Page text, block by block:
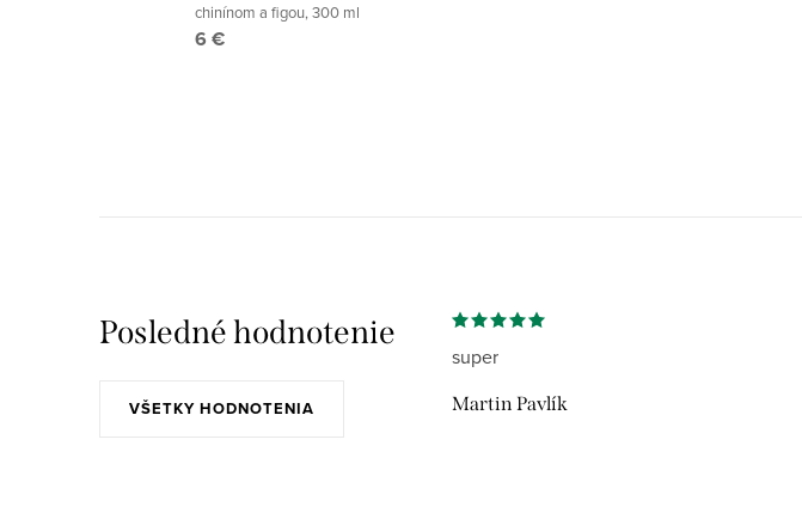
chinínom a figou, 300 ml
6 €
Posledné hodnotenie
VŠETKY HODNOTENIA
super
Martin Pavlík